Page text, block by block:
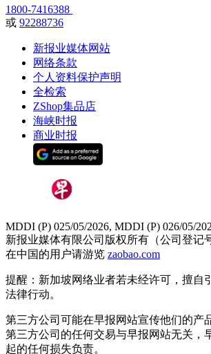
1800-7416388
或 92288736
新报业媒体网站
网络条款
个人资料保护声明
全检索
ZShop集品店
海峡时报
商业时报
MDDI (P) 025/05/2026, MDDI (P) 026/05/
新报业媒体有限公司版权所有（公司登记
在中国的用户请游览 zaobao.com
提醒：新加坡网络业者若未经许可，擅自
法律行动。
第三方公司可能在早报网站宣传他们的产
第三方公司的任何交易与早报网站无关，
起的任何损失负责。